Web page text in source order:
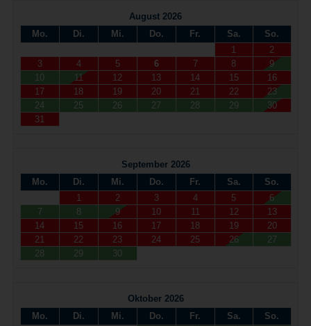
August 2026
Mo.
Di. Mi. Do. Fr. Sa.
So.
1
2
3
4 5 6 7 8
9
10
11 12 13 14 15
16
17
18 19 20 21 22
23
24
25 26 27 28 29
30
31
September 2026
Mo.
Di. Mi. Do. Fr. Sa.
So.
1
2 3 4 5
6
7
8 9 10 11 12
13
14
15 16 17 18 19
20
21
22 23 24 25 26
27
28
29 30
Oktober 2026
Mo.
Di. Mi. Do. Fr. Sa.
So.